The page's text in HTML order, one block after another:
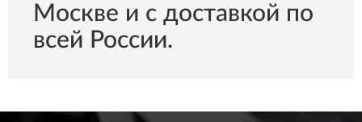
Москве и с доставкой по
всей России.